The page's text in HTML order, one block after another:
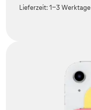
Lieferzeit:1-3 Werktage